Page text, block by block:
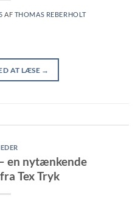
AF THOMAS REBERHOLT
AT LÆSE →
en nytænkende
Tex Tryk